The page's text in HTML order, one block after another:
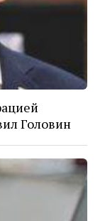
Головин